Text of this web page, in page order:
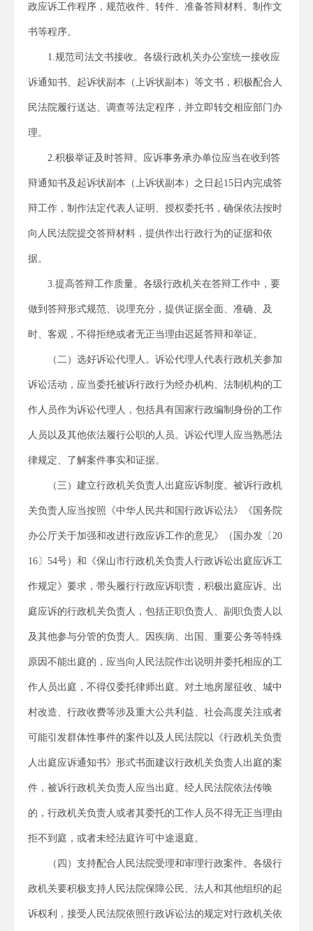
政应诉工作程序，规范收件、转件、准备答辩材料、制作文
书等程序。
1.规范司法文书接收。各级行政机关办公室统一接收应
诉通知书、起诉状副本（上诉状副本）等文书，积极配合人
民法院履行送达、调查等法定程序，并立即转交相应部门办
理。
2.积极举证及时答辩。应诉事务承办单位应当在收到答
辩通知书及起诉状副本（上诉状副本）之日起15日内完成答
辩工作，制作法定代表人证明、授权委托书，确保依法按时
向人民法院提交答辩材料，提供作出行政行为的证据和依
据。
3.提高答辩工作质量。各级行政机关在答辩工作中，要
做到答辩形式规范、说理充分，提供证据全面、准确、及
时、客观，不得拒绝或者无正当理由迟延答辩和举证。
（二）选好诉讼代理人。诉讼代理人代表行政机关参加
诉讼活动，应当委托被诉行政行为经办机构、法制机构的工
作人员作为诉讼代理人，包括具有国家行政编制身份的工作
人员以及其他依法履行公职的人员。诉讼代理人应当熟悉法
律规定、了解案件事实和证据。
（三）建立行政机关负责人出庭应诉制度。被诉行政机
关负责人应当按照《中华人民共和国行政诉讼法》《国务院
办公厅关于加强和改进行政应诉工作的意见》（国办发〔20
16〕54号）和《保山市行政机关负责人行政诉讼出庭应诉工
作规定》要求，带头履行行政应诉职责，积极出庭应诉。出
庭应诉的行政机关负责人，包括正职负责人、副职负责人以
及其他参与分管的负责人。因疾病、出国、重要公务等特殊
原因不能出庭的，应当向人民法院作出说明并委托相应的工
作人员出庭，不得仅委托律师出庭。对土地房屋征收、城中
村改造、行政收费等涉及重大公共利益、社会高度关注或者
可能引发群体性事件的案件以及人民法院以《行政机关负责
人出庭应诉通知书》形式书面建议行政机关负责人出庭的案
件，被诉行政机关负责人应当出庭。经人民法院依法传唤
的，行政机关负责人或者其委托的工作人员不得无正当理由
拒不到庭，或者未经法庭许可中途退庭。
（四）支持配合人民法院受理和审理行政案件。各级行
政机关要积极支持人民法院保障公民、法人和其他组织的起
诉权利，接受人民法院依照行政诉讼法的规定对行政机关依